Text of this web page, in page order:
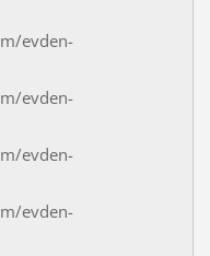
evden-
evden-
evden-
evden-